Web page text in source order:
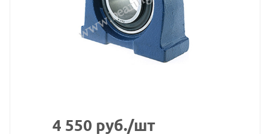
подшипниковый
узел
с
4 550 руб./шт